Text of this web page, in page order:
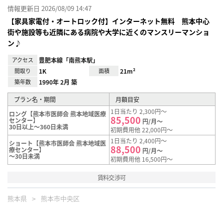
情報更新日 2026/08/09 14:47
【家具家電付・オートロック付】インターネット無料 熊本中心
街や施設等も近隣にある病院や大学に近くのマンスリーマンショ
ン♪
アクセス 豊肥本線「南熊本駅」
間取り 1K 面積 21m²
築年数 1990年 2月 築
プラン名・期間
月額目安
ロング【熊本市医師会 熊本地域医療
センター】
30日以上～360日未満
1日当たり 2,300円～
85,500 円/月～
初期費用他 22,000円～
ショート【熊本市医師会 熊本地域医
療センター】
～30日未満
1日当たり 2,400円～
88,500 円/月～
初期費用他 16,500円～
賃料交渉可
熊本県 熊本市中央区